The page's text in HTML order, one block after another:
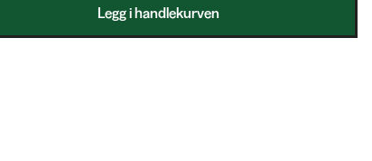
Legg i handlekurven